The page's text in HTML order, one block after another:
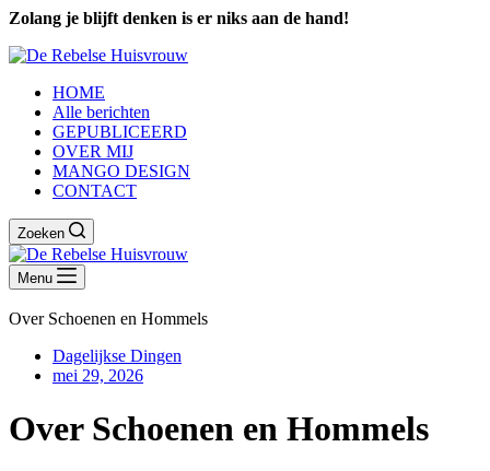
Zolang je blijft denken is er niks aan de hand!
HOME
Alle berichten
GEPUBLICEERD
OVER MIJ
MANGO DESIGN
CONTACT
Zoeken
Menu
Over Schoenen en Hommels
Dagelijkse Dingen
mei 29, 2026
Over Schoenen en Hommels